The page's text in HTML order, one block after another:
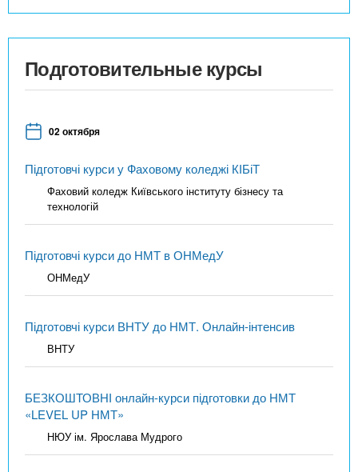
Подготовительные курсы
02 октября
Підготовчі курси у Фаховому коледжі КІБіТ
Фаховий коледж Київського інституту бізнесу та
технологій
Підготовчі курси до НМТ в ОНМедУ
ОНМедУ
Підготовчі курси ВНТУ до НМТ. Онлайн-інтенсив
ВНТУ
БЕЗКОШТОВНІ онлайн-курси підготовки до НМТ
«LEVEL UP НМТ»
НЮУ ім. Ярослава Мудрого